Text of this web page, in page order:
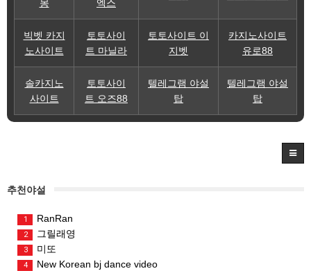
몽
엑스
빅벳 카지
노사이트
토토사이
트 마닐라
토토사이트 이
지벳
카지노사이트
유로88
솔카지노
사이트
토토사이
트 오즈88
텔레그램 야설
탑
텔레그램 야설
탑
추천야설
1 RanRan
2 그릴래영
3 미또
4 New Korean bj dance video